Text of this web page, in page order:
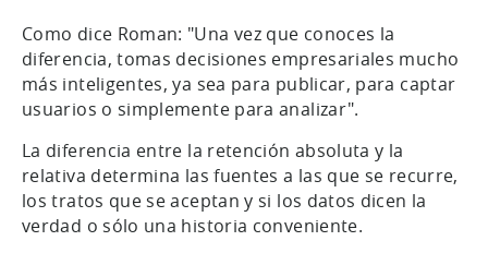
Como dice Roman: "Una vez que conoces la
diferencia, tomas decisiones empresariales mucho
más inteligentes, ya sea para publicar, para captar
usuarios o simplemente para analizar".
La diferencia entre la retención absoluta y la
relativa determina las fuentes a las que se recurre,
los tratos que se aceptan y si los datos dicen la
verdad o sólo una historia conveniente.